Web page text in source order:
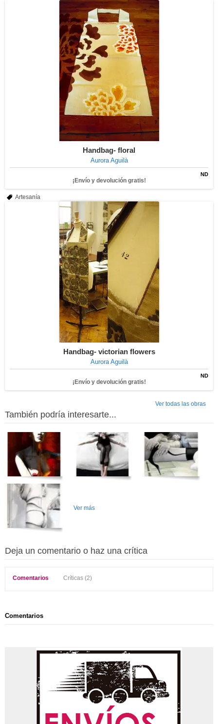
Handbag- floral
Aurora Aguilà
ND
¡Envío y devolución gratis!
Artesanía
Handbag- victorian flowers
Aurora Aguilà
ND
¡Envío y devolución gratis!
Ver todas las obras
También podría interesarte...
Ver más
Deja un comentario o haz una crítica
Comentarios Críticas (2)
Comentarios